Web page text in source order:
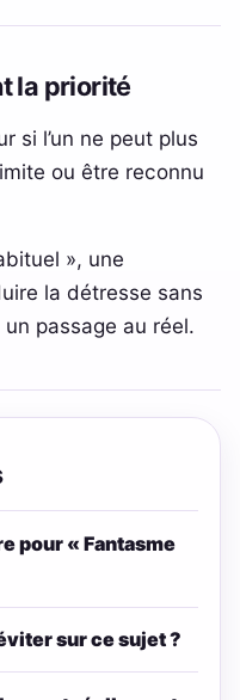
la priorité
si l’un ne peut plus
ou être reconnu
», une
la détresse sans
passage au réel.
pour « Fantasme
sur ce sujet ?